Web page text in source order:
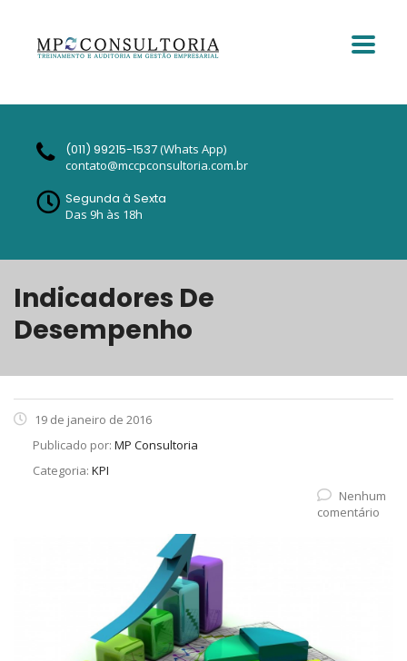
(011) 99215-1537(Whats App)
contato@mccpconsultoria.com.br
Segunda à Sexta
Das 9h às 18h
Indicadores De
Desempenho
19 de janeiro de 2016
Publicado por: MP Consultoria
Categoria: KPI
Nenhum
comentário